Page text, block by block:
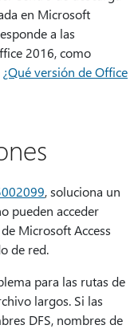
en Microsoft
a las
2016, como
¿Qué versión de Office
, soluciona un
pueden acceder
Microsoft Access
de red.
para las rutas de
largos. Si las
DFS, nombres de